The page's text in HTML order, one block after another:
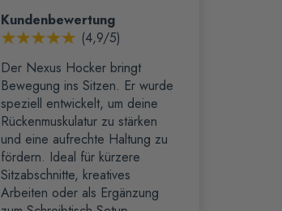
Kundenbewertung
(4,9/5)
Der Nexus Hocker bringt
Bewegung ins Sitzen. Er wurde
speziell entwickelt, um deine
Rückenmuskulatur zu stärken
und eine aufrechte Haltung zu
fördern. Ideal für kürzere
Sitzabschnitte, kreatives
Arbeiten oder als Ergänzung